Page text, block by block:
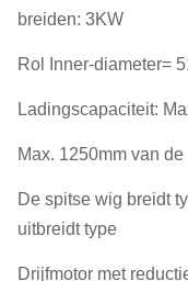
breiden: 3KW
Rol Inner-diameter=
Ladingscapaciteit:
Max. 1250mm van
De spitse wig breidt
uitbreidt type
Drijfmotor met